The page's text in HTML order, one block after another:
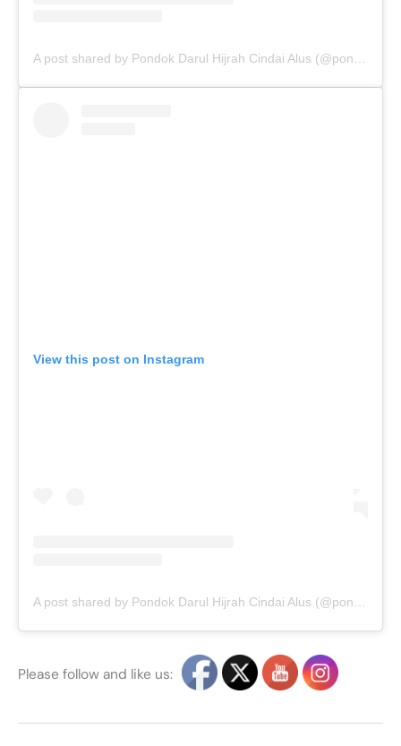
View this post on Instagram
Please follow and like us: